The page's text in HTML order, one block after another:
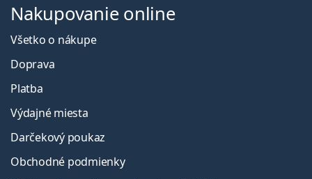
Nakupovanie online
Všetko o nákupe
Doprava
Platba
Výdajné miesta
Darčekový poukaz
Obchodné podmienky